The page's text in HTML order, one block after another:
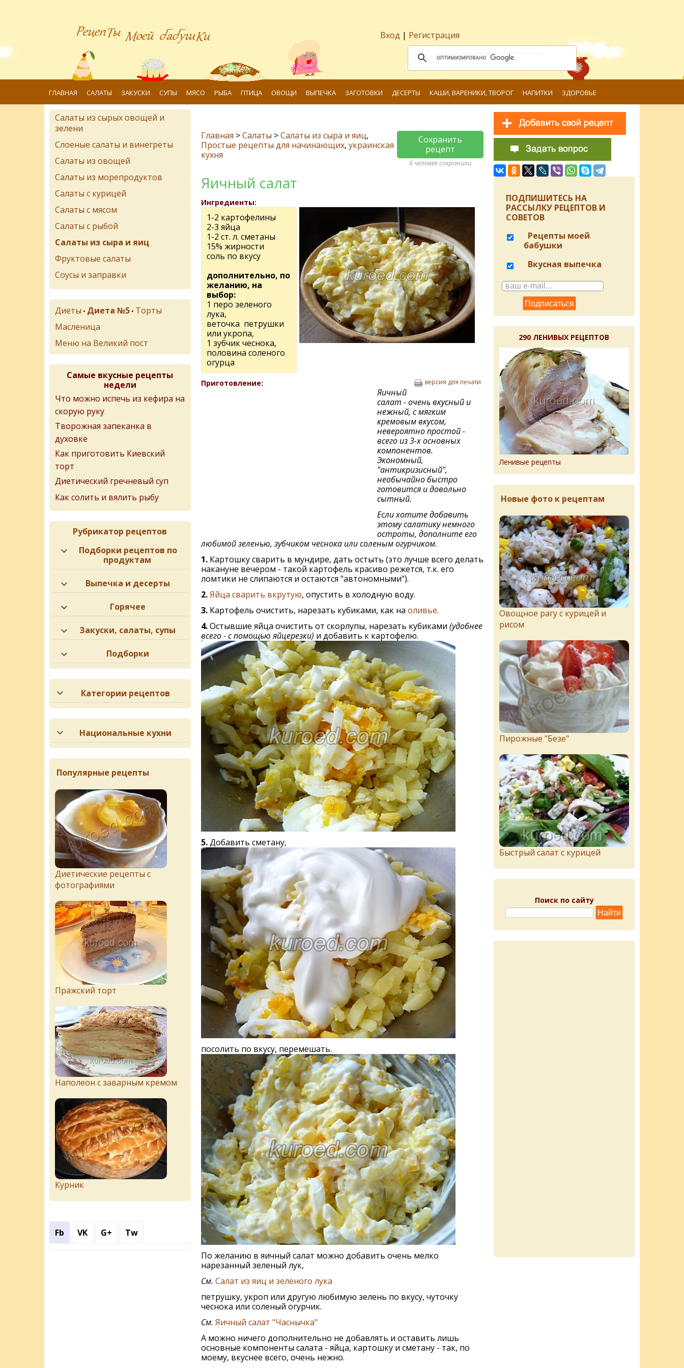
Вход | Регистрация
ГЛАВНАЯ САЛАТЫ ЗАКУСКИ СУПЫ МЯСО РЫБА ПТИЦА ОВОЩИ ВЫПЕЧКА ЗАГОТОВКИ ДЕСЕРТЫ КАШИ, ВАРЕНИКИ, ТВОРОГ НАПИТКИ ЗДОРОВЬЕ
Главная >Салаты >Салаты из сыра и яиц,
Простые рецепты для начинающих, украинская
кухня
Сохранить
рецепт
6 человек сохранили
Яичный салат
Ингредиенты:
1-2 картофелины
2-3 яйца
1-2 ст. л. сметаны
15% жирности
соль по вкусу
дополнительно, по
желанию, на
выбор:
1 перо зеленого
лука,
веточка петрушки
или укропа,
1 зубчик чеснока,
половина соленого
огурца
Приготовление: версия для печати
Яичный
салат - очень вкусный и
нежный, с мягким
кремовым вкусом,
невероятно простой -
всего из 3-х основных
компонентов.
Экономный,
"антикризисный",
необычайно быстро
готовится и довольно
сытный.
Если хотите добавить
этому салатику немного
остроты, дополните его
любимой зеленью, зубчиком чеснока или соленым огурчиком.
1.Картошку сварить в мундире, дать остыть (это лучше всего делать
накануне вечером - такой картофель красиво режется, т.к. его
ломтики не слипаются и остаются "автономными").
2. Яйца сварить вкрутую, опустить в холодную воду.
3.Картофель очистить, нарезать кубиками, как на оливье.
4.Остывшие яйца очистить от скорлупы, нарезать кубиками (удобнее
всего - с помощью яйцерезки) и добавить к картофелю.
5.Добавить сметану,
посолить по вкусу, перемешать.
По желанию в яичный салат можно добавить очень мелко
нарезанный зеленый лук,
См. Салат из яиц и зeлeного лука
петрушку, укроп или другую любимую зелень по вкусу, чуточку
чеснока или соленый огурчик.
См. Яичный салат "Часнычка"
А можно ничего дополнительно не добавлять и оставить лишь
основные компоненты салата - яйца, картошку и сметану - так, по
моему, вкуснее всего, очень нежно.
Салаты из сырых овощей и
зелени
Слоеные салаты и винегреты
Салаты из овощей
Салаты из морепродуктов
Салаты с курицей
Салаты с мясом
Салаты с рыбой
Салаты из сыра и яиц
Фруктовые салаты
Соусы и заправки
Диеты • Диета №5 • Торты
Масленица
Меню на Великий пост
Самые вкусные рецепты
недели
Что можно испечь из кефира на
скорую руку
Творожная запеканка в
духовке
Как приготовить Киевский
торт
Диетический гречневый суп
Как солить и вялить рыбу
Рубрикатор рецептов
Подборки рецептов по
продуктам
Выпечка и десерты
Горячее
Закуски, салаты, супы
Подборки
Категории рецептов
Национальные кухни
Популярные рецепты
Диетические рецепты с
фотографиями
Пражский торт
Наполеон с заварным кремом
Курник
Fb VK G+ Tw
ПОДПИШИТЕСЬ НА
РАССЫЛКУ РЕЦЕПТОВ И
СОВЕТОВ
Рецепты моей
бабушки
Вкусная выпечка
290 ЛЕНИВЫХ РЕЦЕПТОВ
Ленивые рецепты
Новые фото к рецептам
Овощное рагу с курицей и
рисом
Пирожныe "Бeзe"
Быстрый салат с курицей
Поиск по сайту